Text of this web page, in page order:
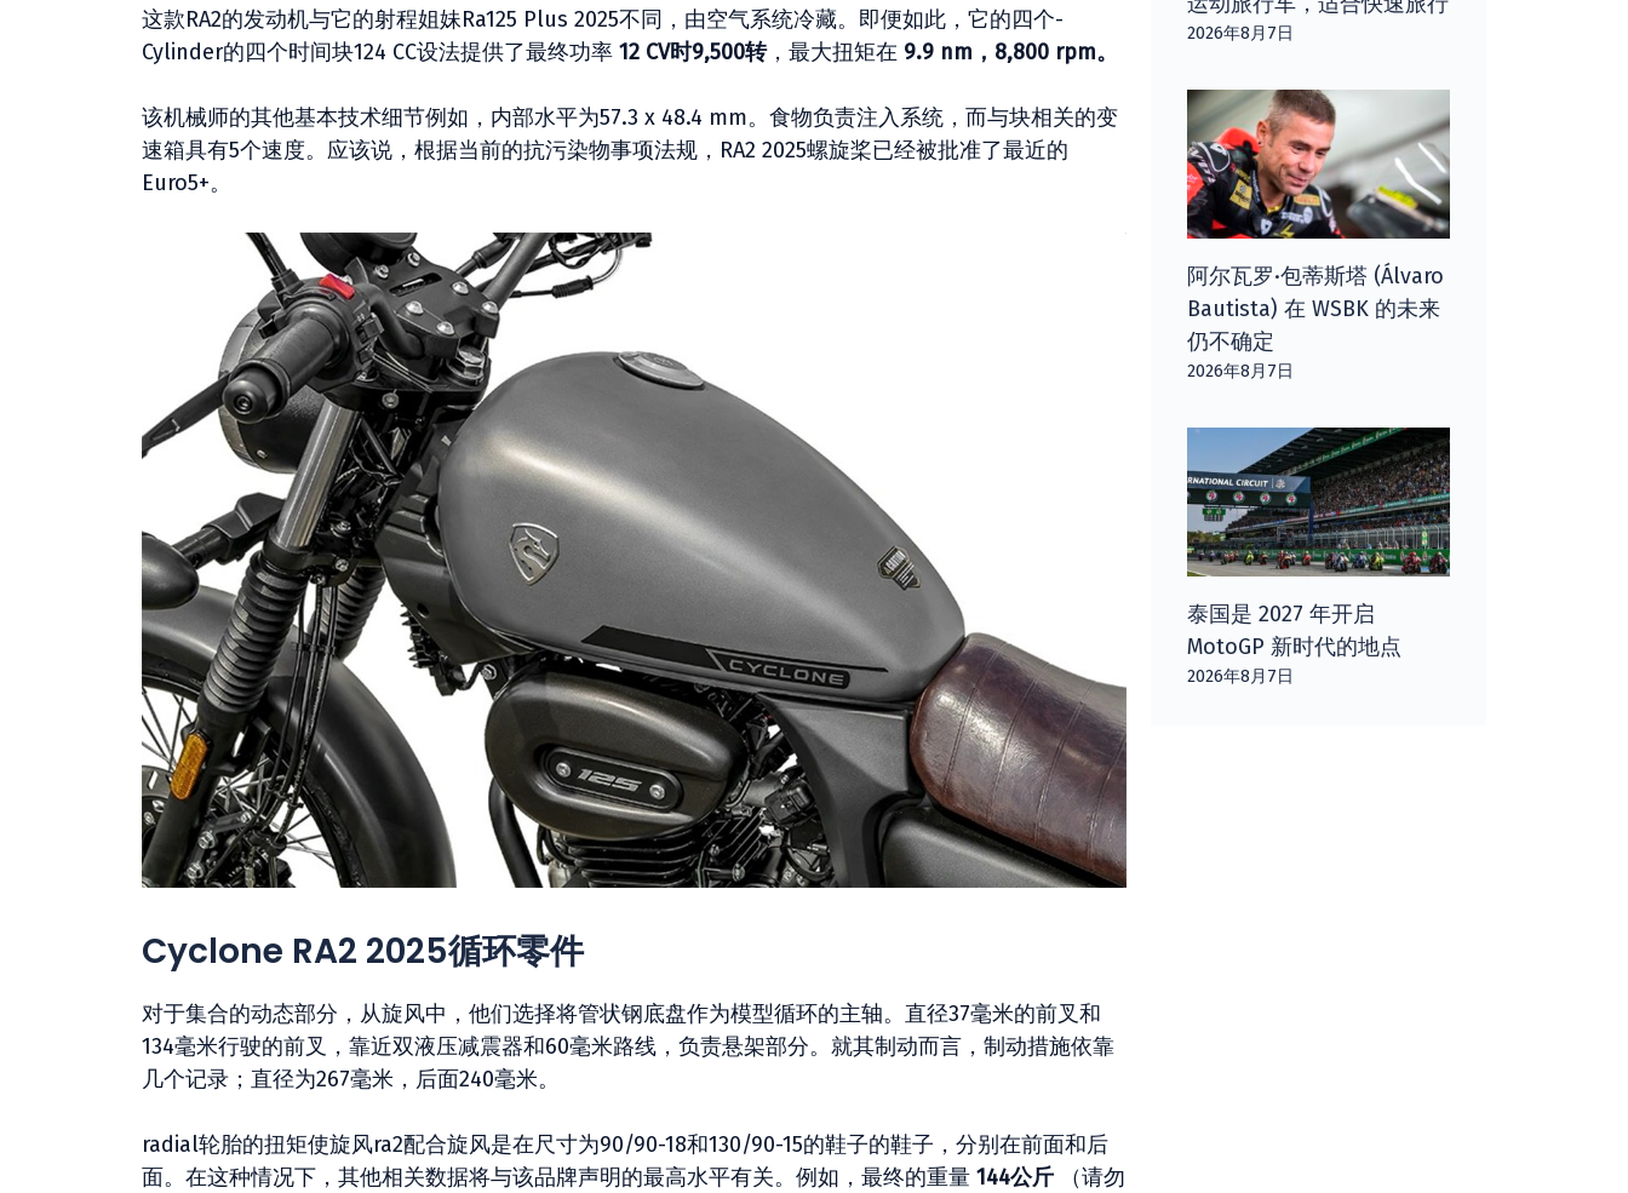
这款RA2的发动机与它的射程姐妹Ra125 Plus 2025不同，由空气系统冷藏。即便如此，它的四个-
Cylinder的四个时间块124 CC设法提供了最终功率 12 CV时9,500转，最大扭矩在 9.9 nm，8,800 rpm。
该机械师的其他基本技术细节例如，内部水平为57.3 x 48.4 mm。食物负责注入系统，而与块相关的变
速箱具有5个速度。应该说，根据当前的抗污染物事项法规，RA2 2025螺旋桨已经被批准了最近的
Euro5+。
Cyclone RA2 2025循环零件
对于集合的动态部分，从旋风中，他们选择将管状钢底盘作为模型循环的主轴。直径37毫米的前叉和
134毫米行驶的前叉，靠近双液压减震器和60毫米路线，负责悬架部分。就其制动而言，制动措施依靠
几个记录；直径为267毫米，后面240毫米。
radial轮胎的扭矩使旋风ra2配合旋风是在尺寸为90/90-18和130/90-15的鞋子的鞋子，分别在前面和后
面。在这种情况下，其他相关数据将与该品牌声明的最高水平有关。例如，最终的重量 144公斤 （请勿
2026年8月7日
阿尔瓦罗·包蒂斯塔 (Álvaro
Bautista) 在 WSBK 的未来
仍不确定
2026年8月7日
泰国是 2027 年开启
MotoGP 新时代的地点
2026年8月7日